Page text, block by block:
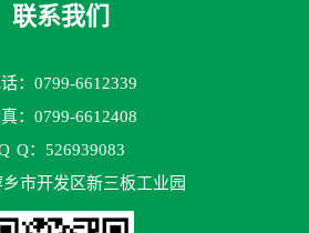
联系我们
：0799-6612339
：0799-6612408
Q：526939083
市开发区新三板工业园